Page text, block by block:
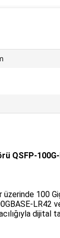
QSFP-
üzerinde 100
LR42
dijital